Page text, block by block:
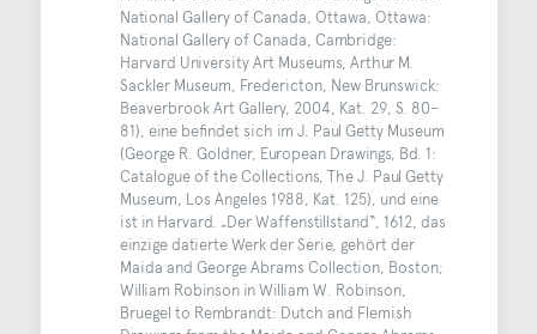
National Gallery of Canada, Ottawa, Ottawa:
National Gallery of Canada, Cambridge:
Harvard University Art Museums, Arthur M.
Sackler Museum, Fredericton, New Brunswick:
Beaverbrook Art Gallery, 2004, Kat. 29, S. 80–
81), eine befindet sich im J. Paul Getty Museum
(George R. Goldner, European Drawings, Bd. 1:
Catalogue of the Collections, The J. Paul Getty
Museum, Los Angeles 1988, Kat. 125), und eine
ist in Harvard. „Der Waffenstillstand“, 1612, das
einzige datierte Werk der Serie, gehört der
Maida and George Abrams Collection, Boston;
William Robinson in William W. Robinson,
Bruegel to Rembrandt: Dutch and Flemish